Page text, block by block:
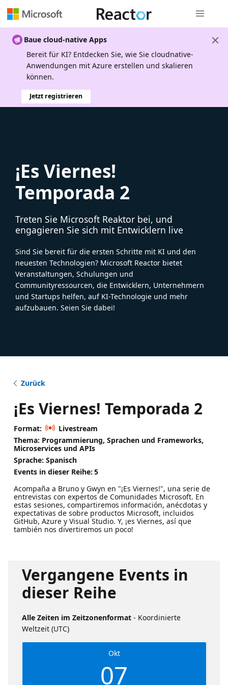
Baue cloud-native Apps
Bereit für KI? Entdecken Sie, wie Sie cloudnative-
Anwendungen mit Azure erstellen und skalieren
können.
Jetzt registrieren
¡Es Viernes!
Temporada 2
Treten Sie Microsoft Reaktor bei, und
engagieren Sie sich mit Entwicklern live
Sind Sie bereit für die ersten Schritte mit KI und den
neuesten Technologien? Microsoft Reactor bietet
Veranstaltungen, Schulungen und
Communityressourcen, die Entwicklern, Unternehmern
und Startups helfen, auf KI-Technologie und mehr
aufzubauen. Seien Sie dabei!
Zurück
¡Es Viernes! Temporada 2
Format:
Livestream
Thema: Programmierung, Sprachen und Frameworks,
Microservices und APIs
Sprache: Spanisch
Events in dieser Reihe: 5
Acompaña a Bruno y Gwyn en "¡Es Viernes!", una serie de
entrevistas con expertos de Comunidades Microsoft. En
estas sesiones, compartiremos información, anécdotas y
expectativas de sobre productos Microsoft, incluidos
GitHub, Azure y Visual Studio. Y, ¡es Viernes, así que
también nos divertiremos un poco!
Vergangene Events in
dieser Reihe
Alle Zeiten im Zeitzonenformat - Koordinierte
Weltzeit (UTC)
Okt
07